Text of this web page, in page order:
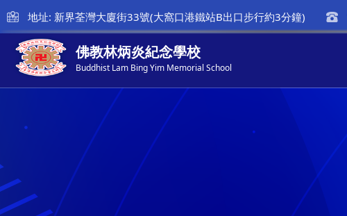
地址: 新界荃灣大廈街33號(大窩口港鐵站B出口步行約3分鐘)
佛教林炳炎紀念學校
Buddhist Lam Bing Yim Memorial School